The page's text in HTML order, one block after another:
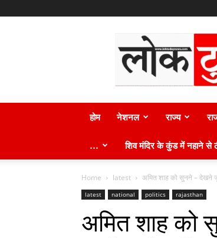
टुडे
न्यूज़
होम नेशनल राज्य
… शिव मंदिर के कुंड में नहाने से
Home latest अमित शाह को सुनने – देखने
latest national politics rajasthan
अमित शाह